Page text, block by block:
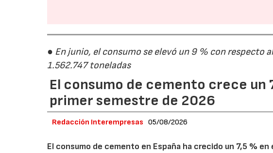
● En junio, el consumo se elevó un 9 % con respecto
1.562.747 toneladas
El consumo de cemento crece un
primer semestre de 2026
Redacción Interempresas 05/08/2026
El consumo de cemento en España ha crecido un 7,5 %